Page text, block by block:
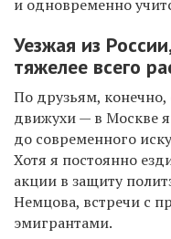
и одновременно
Уезжая из
тяжелее всего
По друзьям, конечно,
движухи — в Москве
до современного
Хотя я постоянно
акции в защиту
Немцова, встречи с
эмигрантами.